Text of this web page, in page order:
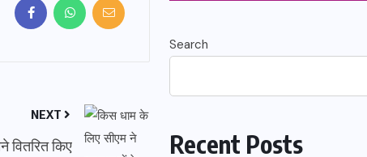
NEXT
वितरित किए
Search
Recent Posts